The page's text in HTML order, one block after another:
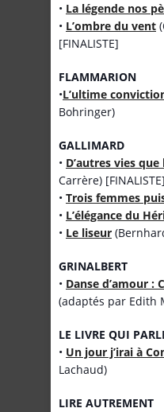
• La légende nos
• L’ombre du vent
[FINALISTE]
FLAMMARION
•L’ultime
Bohringer)
GALLIMARD
• D’autres vies
Carrère) [FINALISTE]
• Trois femmes
• L’élégance du
• Le liseur
GRINALBERT
• Danse d’amour :
(adaptés par Edith
LE LIVRE QUI
• Un jour j’irai à
Lachaud)
LIRE AUTREMENT